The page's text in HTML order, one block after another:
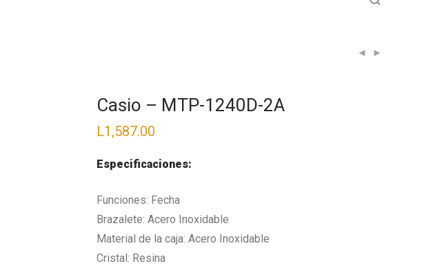
Casio – MTP-1240D-2A
L1,587.00
Especificaciones:
Funciones: Fecha
Brazalete: Acero Inoxidable
Material de la caja: Acero Inoxidable
Cristal: Resina